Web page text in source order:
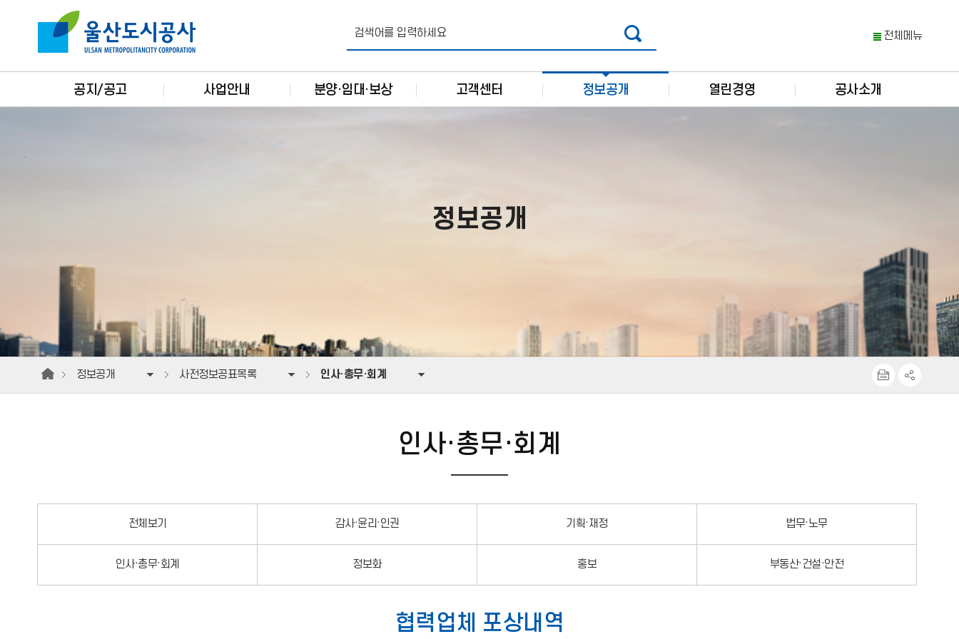
주요 메뉴로 건너뛰기
전체메뉴
공지/공고 사업안내 분양·임대·보상 고객센터 정보공개 열린경영 공사소개
정보공개
정보공개 사전정보공표목록 인사·총무·회계
인사·총무·회계
전체보기 감사·윤리·인권 기획·재정 법무·노무
인사·총무·회계 정보화 홍보 부동산·건설·안전
협력업체 포상내역